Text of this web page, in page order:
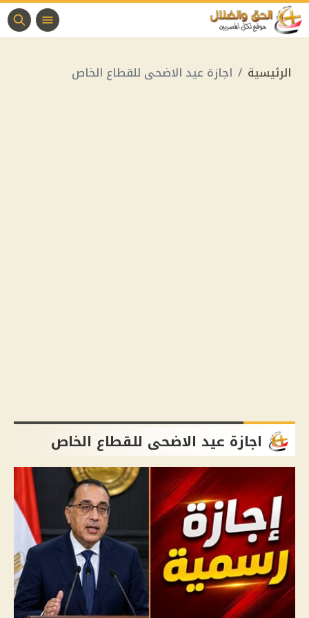
الرئيسية اجازة عيد الاضحى للقطاع الخاص
اجازة عيد الاضحى للقطاع الخاص